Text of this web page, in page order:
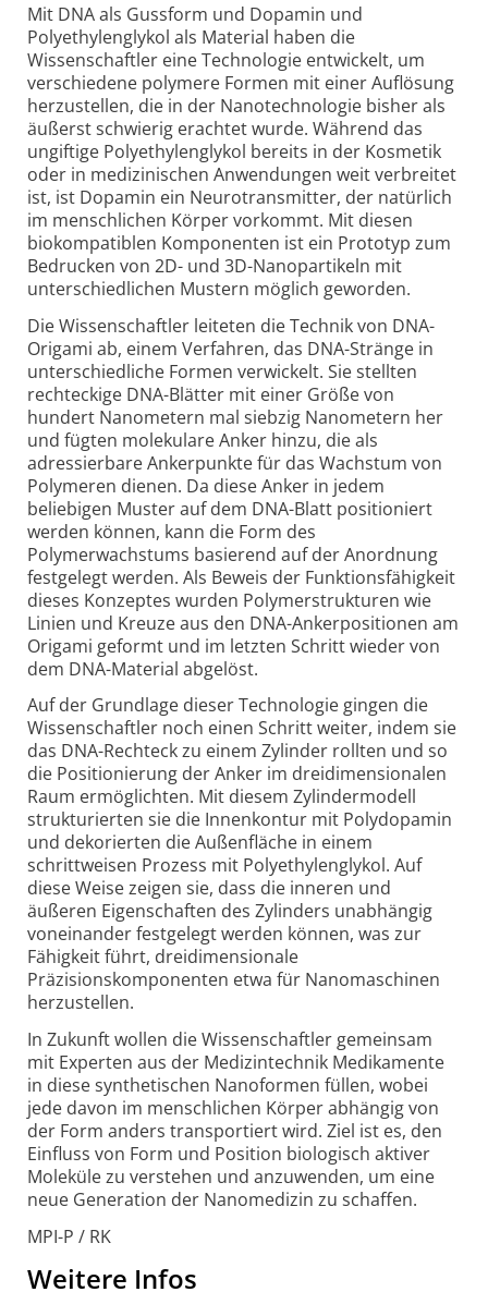
Mit DNA als Gussform und Dopamin und
Polyethylenglykol als Material haben die
Wissenschaftler eine Technologie entwickelt, um
verschiedene polymere Formen mit einer Auflösung
herzustellen, die in der Nanotechnologie bisher als
äußerst schwierig erachtet wurde. Während das
ungiftige Polyethylenglykol bereits in der Kosmetik
oder in medizinischen Anwendungen weit verbreitet
ist, ist Dopamin ein Neurotransmitter, der natürlich
im menschlichen Körper vorkommt. Mit diesen
biokompatiblen Komponenten ist ein Prototyp zum
Bedrucken von 2D- und 3D-Nanopartikeln mit
unterschiedlichen Mustern möglich geworden.
Die Wissenschaftler leiteten die Technik von DNA-
Origami ab, einem Verfahren, das DNA-Stränge in
unterschiedliche Formen verwickelt. Sie stellten
rechteckige DNA-Blätter mit einer Größe von
hundert Nanometern mal siebzig Nanometern her
und fügten molekulare Anker hinzu, die als
adressierbare Ankerpunkte für das Wachstum von
Polymeren dienen. Da diese Anker in jedem
beliebigen Muster auf dem DNA-Blatt positioniert
werden können, kann die Form des
Polymerwachstums basierend auf der Anordnung
festgelegt werden. Als Beweis der Funktionsfähigkeit
dieses Konzeptes wurden Polymerstrukturen wie
Linien und Kreuze aus den DNA-Ankerpositionen am
Origami geformt und im letzten Schritt wieder von
dem DNA-Material abgelöst.
Auf der Grundlage dieser Technologie gingen die
Wissenschaftler noch einen Schritt weiter, indem sie
das DNA-Rechteck zu einem Zylinder rollten und so
die Positionierung der Anker im dreidimensionalen
Raum ermöglichten. Mit diesem Zylindermodell
strukturierten sie die Innenkontur mit Polydopamin
und dekorierten die Außenfläche in einem
schrittweisen Prozess mit Polyethylenglykol. Auf
diese Weise zeigen sie, dass die inneren und
äußeren Eigenschaften des Zylinders unabhängig
voneinander festgelegt werden können, was zur
Fähigkeit führt, dreidimensionale
Präzisionskomponenten etwa für Nanomaschinen
herzustellen.
In Zukunft wollen die Wissenschaftler gemeinsam
mit Experten aus der Medizintechnik Medikamente
in diese synthetischen Nanoformen füllen, wobei
jede davon im menschlichen Körper abhängig von
der Form anders transportiert wird. Ziel ist es, den
Einfluss von Form und Position biologisch aktiver
Moleküle zu verstehen und anzuwenden, um eine
neue Generation der Nanomedizin zu schaffen.
MPI-P / RK
Weitere Infos